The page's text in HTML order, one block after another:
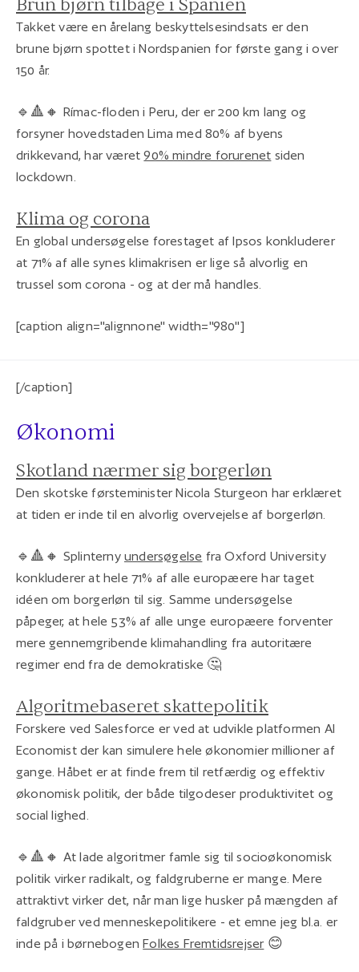
Brun bjørn tilbage i Spanien
Takket være en årelang beskyttelsesindsats er den
brune bjørn spottet i Nordspanien for første gang i over
150 år.
🔹🔺🔸 Rímac-floden i Peru, der er 200 km lang og
forsyner hovedstaden Lima med 80% af byens
drikkevand, har været90% mindre forurenet siden
lockdown.
Klima og corona
En global undersøgelse forestaget af Ipsos konkluderer
at 71% af alle synes klimakrisen er lige så alvorlig en
trussel som corona - og at der må handles.
[caption align="alignnone" width="980"]
[/caption]
Økonomi
Skotland nærmer sig borgerløn
Den skotske førsteminister Nicola Sturgeon har erklæret
at tiden er inde til en alvorlig overvejelse af borgerløn.
🔹🔺🔸 Splinterny undersøgelse fra Oxford University
konkluderer at hele 71% af alle europæere har taget
idéen om borgerløn til sig. Samme undersøgelse
påpeger, at hele 53% af alle unge europæere forventer
mere gennemgribende klimahandling fra autoritære
regimer end fra de demokratiske 🤔
Algoritmebaseret skattepolitik
Forskere ved Salesforce er ved at udvikle platformen AI
Economist der kan simulere hele økonomier millioner af
gange. Håbet er at finde frem til retfærdig og effektiv
økonomisk politik, der både tilgodeser produktivitet og
social lighed.
🔹🔺🔸 At lade algoritmer famle sig til socioøkonomisk
politik virker radikalt, og faldgruberne er mange. Mere
attraktivt virker det, når man lige husker på mængden af
faldgruber ved menneskepolitikere - et emne jeg bl.a. er
inde på i børnebogenFolkes Fremtidsrejser😊